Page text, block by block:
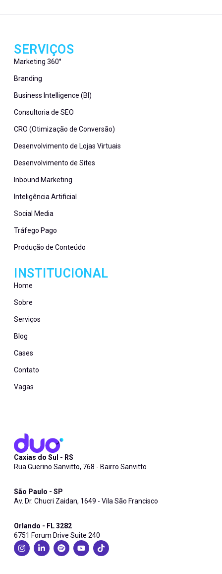
Caxias do Sul - RS
Rua Guerino Sanvitto, 768 - Bairro Sanvitto
São Paulo - SP
Av. Dr. Chucri Zaidan, 1649 - Vila São Francisco
Orlando - FL 3282
6751 Forum Drive Suite 240
SERVIÇOS
Marketing 360°
Branding
Business Intelligence (BI)
Consultoria de SEO
CRO (Otimização de Conversão)
Desenvolvimento de Lojas Virtuais
Desenvolvimento de Sites
Inbound Marketing
Inteligência Artificial
Social Media
Tráfego Pago
Produção de Conteúdo
INSTITUCIONAL
Home
Sobre
Serviços
Blog
Cases
Contato
Vagas